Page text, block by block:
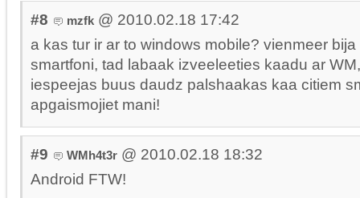
#8 mzfk @ 2010.02.18 17:42
a kas tur ir ar to windows mobile? vienmeer
smartfoni, tad labaak izveeleeties kaadu ar
iespeejas buus daudz palshaakas kaa citiem
apgaismojiet mani!
#9 WMh4t3r @ 2010.02.18 18:32
Android FTW!